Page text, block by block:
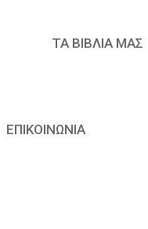
ΤΑ ΒΙΒΛΙΑ ΜΑΣ
ΕΠΙΚΟΙΝΩΝΙΑ